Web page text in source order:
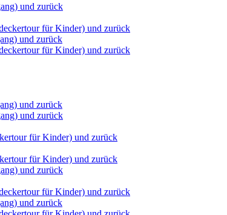
und zurück
für Kinder) und zurück
und zurück
für Kinder) und zurück
und zurück
und zurück
für Kinder) und zurück
für Kinder) und zurück
und zurück
für Kinder) und zurück
und zurück